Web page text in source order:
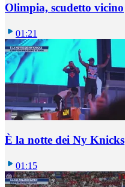
Olimpia, scudetto vicino
01:21
È la notte dei Ny Knicks
01:15